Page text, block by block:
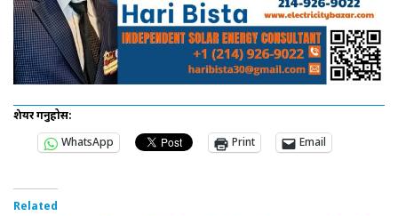
शेयर गर्नुहोस:
WhatsApp
Print Email
Related